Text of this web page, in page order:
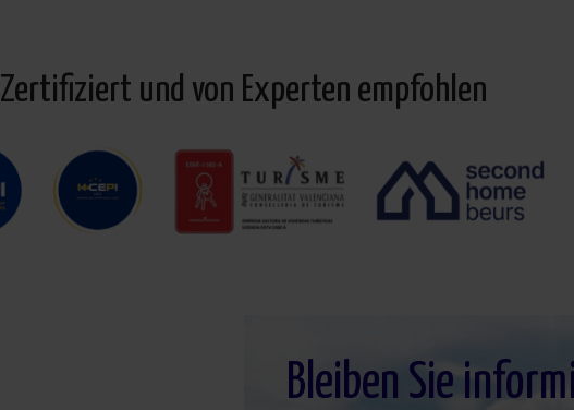
Zertifiziert und von Experten empfohlen
Bleiben Sie